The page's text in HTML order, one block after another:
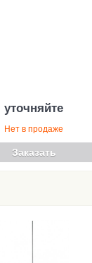
уточняйте
Нет в продаже
Заказать